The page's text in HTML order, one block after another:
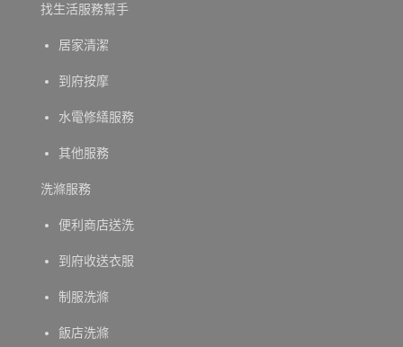
找生活服務幫手
居家清潔
到府按摩
水電修繕服務
其他服務
洗滌服務
便利商店送洗
到府收送衣服
制服洗滌
飯店洗滌